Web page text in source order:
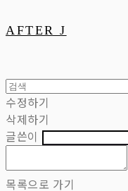
AFTER J
수정하기
삭제하기
글쓴이
목록으로 가기